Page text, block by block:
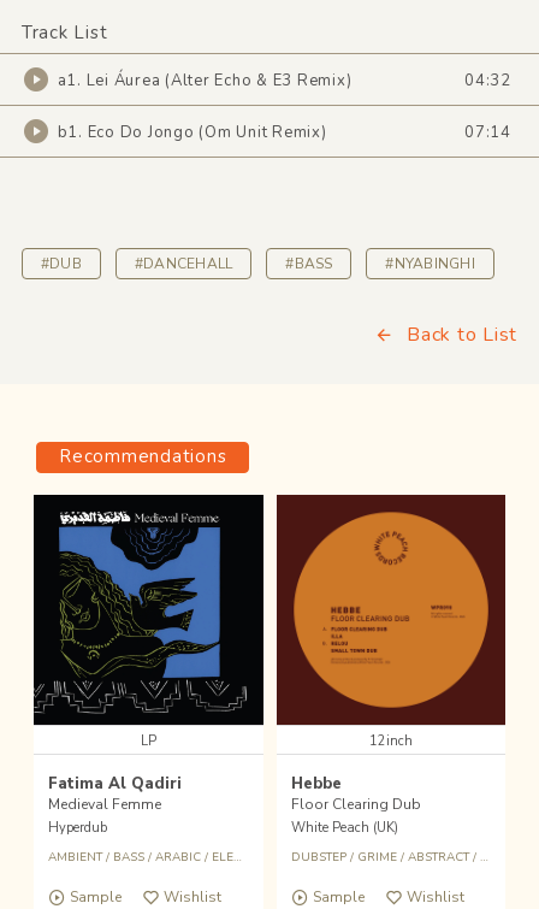
Track List
a1. Lei Áurea (Alter Echo & E3 Remix) 04:32
b1. Eco Do Jongo (Om Unit Remix) 07:14
#DUB #DANCEHALL #BASS #NYABINGHI
Back to List
Recommendations
LP
Fatima Al Qadiri
Medieval Femme
Hyperdub
AMBIENT/ BASS/ ARABIC/ ELECTRONICS
Sample Wishlist
12inch
Hebbe
Floor Clearing Dub
White Peach (UK)
DUBSTEP/ GRIME/ ABSTRACT/ DUB
Sample Wishlist